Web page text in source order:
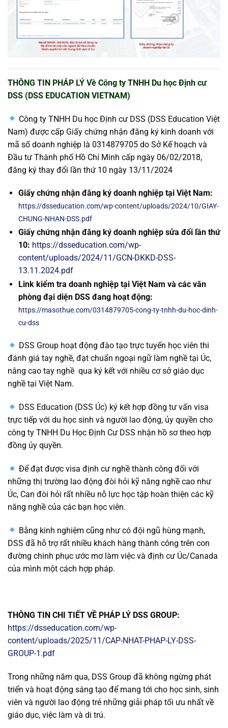
THÔNG TIN PHÁP LÝ Về Công ty TNHH Du học Định cư
DSS (DSS EDUCATION VIETNAM)
Công ty TNHH Du học Định cư DSS (DSS Education Việt
Nam) được cấp Giấy chứng nhận đăng ký kinh doanh với
mã số doanh nghiệp là 0314879705 do Sở Kế hoạch và
Đầu tư Thành phố Hồ Chí Minh cấp ngày 06/02/2018,
đăng ký thay đổi lần thứ 10 ngày 13/11/2024
Giấy chứng nhận đăng ký doanh nghiệp tại Việt Nam:
https://dsseducation.com/wp-content/uploads/2024/10/GIAY-
CHUNG-NHAN-DSS.pdf
Giấy chứng nhận đăng ký doanh nghiệp sửa đổi lần thứ
10: https://dsseducation.com/wp-
content/uploads/2024/11/GCN-DKKD-DSS-
13.11.2024.pdf
Link kiểm tra doanh nghiệp tại Việt Nam và các văn
phòng đại diện DSS đang hoạt động:
https://masothue.com/0314879705-cong-ty-tnhh-du-hoc-dinh-
cu-dss
DSS Group hoạt động đào tạo trực tuyến học viên thi
đánh giá tay nghề, đạt chuẩn ngoại ngữ làm nghề tại Úc,
nâng cao tay nghề qua ký kết với nhiều cơ sở giáo dục
nghề tại Việt Nam.
DSS Education (DSS Úc) ký kết hợp đồng tư vấn visa
trực tiếp với du học sinh và người lao động, ủy quyền cho
công ty TNHH Du Học Định Cư DSS nhận hồ sơ theo hợp
đồng ủy quyền.
Để đạt được visa định cư nghề thành công đối với
những thị trường lao động đòi hỏi kỹ năng nghề cao như
Úc, Can đòi hỏi rất nhiều nỗ lực học tập hoàn thiện các kỹ
năng nghề của các bạn học viên.
Bằng kinh nghiệm cũng như có đội ngũ hùng mạnh,
DSS đã hỗ trợ rất nhiều khách hàng thành công trên con
đường chinh phục ước mơ làm việc và định cư Úc/Canada
của mình một cách hợp pháp.
THÔNG TIN CHI TIẾT VỀ PHÁP LÝ DSS GROUP:
https://dsseducation.com/wp-
content/uploads/2025/11/CAP-NHAT-PHAP-LY-DSS-
GROUP-1.pdf
Trong những năm qua, DSS Group đã không ngừng phát
triển và hoạt động sáng tạo để mang tới cho học sinh, sinh
viên và người lao động trẻ những giải pháp tối ưu nhất về
giáo dục, việc làm và di trú.